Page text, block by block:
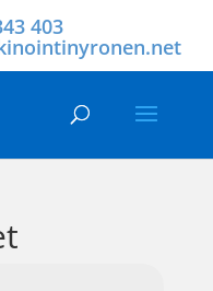
403